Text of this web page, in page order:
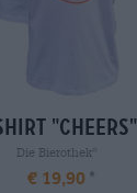
"Cheers"
Die Bierothek®
€ 19,90